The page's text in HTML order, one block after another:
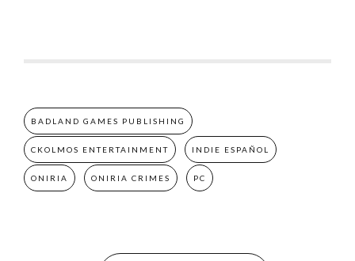
BADLAND GAMES PUBLISHING
CKOLMOS ENTERTAINMENT INDIE ESPAÑOL
ONIRIA ONIRIA CRIMES PC